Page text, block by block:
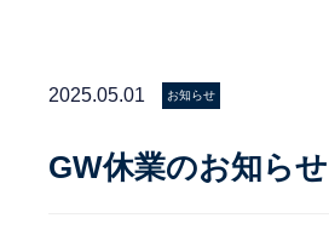
2025.05.01 お知らせ
GW休業のお知らせ